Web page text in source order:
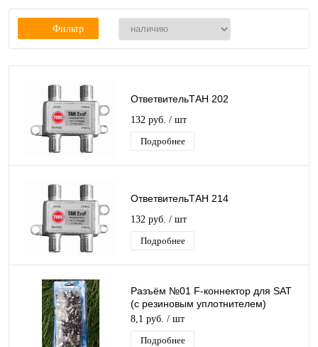
Фильтр
ОтветвительТАН 202
132 руб. / шт
Подробнее
ОтветвительТАН 214
132 руб. / шт
Подробнее
Разъём №01 F-коннектор для SAT
(с резиновым уплотнителем)
Run&Teng (блистер 100 шт)
8,1 руб. / шт
Подробнее